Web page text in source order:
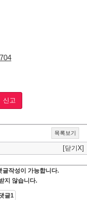
신고
목록보기
[닫기X]
글작성이 가능합니다.
지 않습니다.
글1